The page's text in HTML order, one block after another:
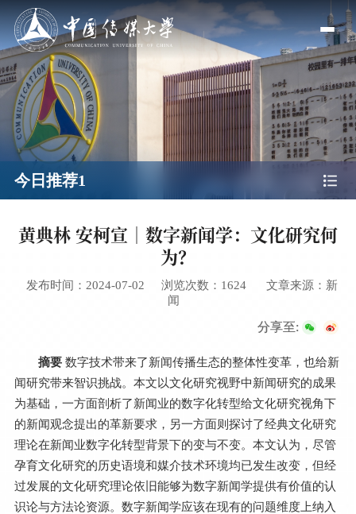
今日推荐1
黄典林 安柯宣｜数字新闻学：文化研究何
为？
发布时间：2024-07-02 浏览次数： 1624
文章来源：新
闻
分享至:
摘要数字技术带来了新闻传播生态的整体性变革，也给新
闻研究带来智识挑战。本文以文化研究视野中新闻研究的成果
为基础，一方面剖析了新闻业的数字化转型给文化研究视角下
的新闻观念提出的革新要求，另一方面则探讨了经典文化研究
理论在新闻业数字化转型背景下的变与不变。本文认为，尽管
孕育文化研究的历史语境和媒介技术环境均已发生改变，但经
过发展的文化研究理论依旧能够为数字新闻学提供有价值的认
识论与方法论资源。数字新闻学应该在现有的问题维度上纳入